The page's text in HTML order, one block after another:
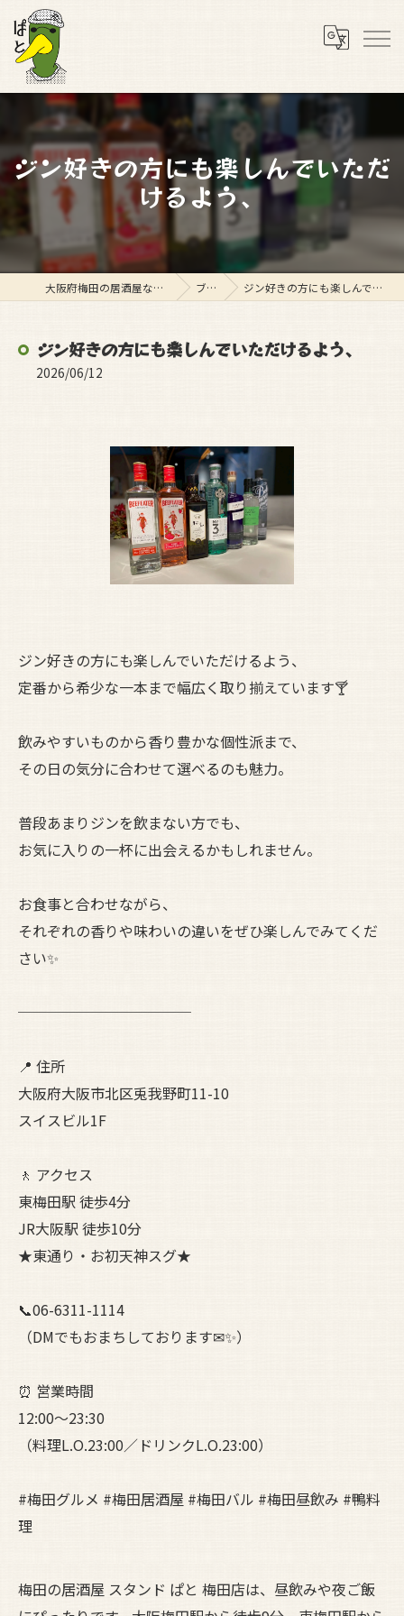
ジン好きの方にも楽しんでいただ
けるよう、
大阪府梅田の居酒屋ならスタンド ぱと ブログ ジン好きの方にも楽しんでいただけるよう、
ジン好きの方にも楽しんでいただけるよう、
2026/06/12
ジン好きの方にも楽しんでいただけるよう、
定番から希少な一本まで幅広く取り揃えています🍸
飲みやすいものから香り豊かな個性派まで、
その日の気分に合わせて選べるのも魅力。
普段あまりジンを飲まない方でも、
お気に入りの一杯に出会えるかもしれません。
お食事と合わせながら、
それぞれの香りや味わいの違いをぜひ楽しんでみてくだ
さい✨
────────────
📍 住所
大阪府大阪市北区兎我野町11-10
スイスビル1F
🚶 アクセス
東梅田駅 徒歩4分
JR大阪駅 徒歩10分
★東通り・お初天神スグ★
📞06-6311-1114
（DMでもおまちしております✉✨）
⏰ 営業時間
12:00〜23:30
（料理L.O.23:00／ドリンクL.O.23:00）
#梅田グルメ #梅田居酒屋 #梅田バル #梅田昼飲み #鴨料
理
梅田の居酒屋 スタンド ぱと 梅田店は、昼飲みや夜ご飯